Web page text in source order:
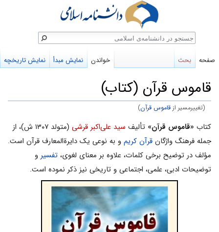
قاموس قرآن (کتاب)
(تغییرمسیر ازقاموس قرآن)
پرش
به
ناوبری
پرش
به
جستجو
کتاب «قاموس قرآن» تألیف سید علی‌اکبر قرشی
(متولد ۱۳۰۷ ش)، از
جمله فرهنگ واژگان قرآن کریم و به نوعی یک دایرةالمعارف قرآن است.
مؤلف در توضیح برخى کلمات، علاوه بر معناى لغوى، تفسیر و
توضیحات ادبى، علمى، اجتماعى و تاریخى نیز ذکر نموده است.
صفحه بحث خواندن نمایش مبدأ نمایش تاریخچه
جستجو